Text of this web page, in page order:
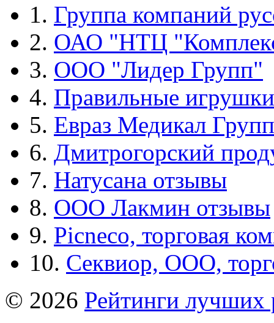
1. Группа компаний
2. ОАО "НТЦ
3. ООО "Лидер Групп"
4. Правильные игрушки
5. Евраз Медикал Групп
6. Дмитрогорский
7. Натусана отзывы
8. ООО Лакмин отзывы
9. Picneco, торговая
10. Секвиор, ООО,
© 2026 Рейтинги лучших